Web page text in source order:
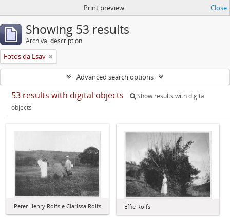
Print preview Close
Showing 53 results
Archival description
Fotos da Esav
Advanced search options
53 results with digital objects
Show results with digital
objects
Peter Henry Rolfs e Clarissa Rolfs Effie Rolfs